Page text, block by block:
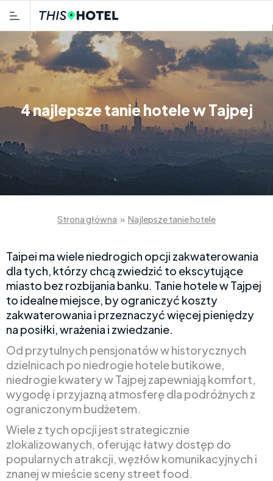
4 najlepsze tanie hotele w Tajpej
Strona główna » Najlepsze tanie hotele
Taipei ma wiele niedrogich opcji zakwaterowania
dla tych, którzy chcą zwiedzić to ekscytujące
miasto bez rozbijania banku. Tanie hotele w Tajpej
to idealne miejsce, by ograniczyć koszty
zakwaterowania i przeznaczyć więcej pieniędzy
na posiłki, wrażenia i zwiedzanie.
Od przytulnych pensjonatów w historycznych
dzielnicach po niedrogie hotele butikowe,
niedrogie kwatery w Tajpej zapewniają komfort,
wygodę i przyjazną atmosferę dla podróżnych z
ograniczonym budżetem.
Wiele z tych opcji jest strategicznie
zlokalizowanych, oferując łatwy dostęp do
popularnych atrakcji, węzłów komunikacyjnych i
znanej w mieście sceny street food.